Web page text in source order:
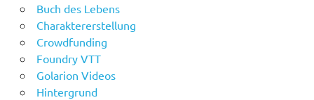
Buch des Lebens
Charaktererstellung
Crowdfunding
Foundry VTT
Golarion Videos
Hintergrund